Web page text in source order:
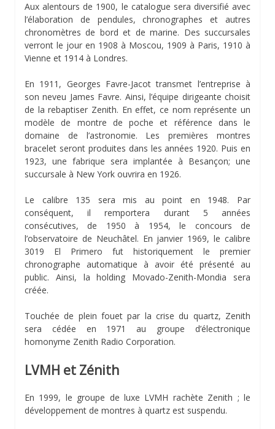
Aux alentours de 1900, le catalogue sera diversifié avec
l’élaboration de pendules, chronographes et autres
chronomètres de bord et de marine. Des succursales
verront le jour en 1908 à Moscou, 1909 à Paris, 1910 à
Vienne et 1914 à Londres.
En 1911, Georges Favre-Jacot transmet l’entreprise à
son neveu James Favre. Ainsi, l’équipe dirigeante choisit
de la rebaptiser Zenith. En effet, ce nom représente un
modèle de montre de poche et référence dans le
domaine de l’astronomie. Les premières montres
bracelet seront produites dans les années 1920. Puis en
1923, une fabrique sera implantée à Besançon; une
succursale à New York ouvrira en 1926.
Le calibre 135 sera mis au point en 1948. Par
conséquent, il remportera durant 5 années
consécutives, de 1950 à 1954, le concours de
l’observatoire de Neuchâtel. En janvier 1969, le calibre
3019 El Primero fut historiquement le premier
chronographe automatique à avoir été présenté au
public. Ainsi, la holding Movado-Zenith-Mondia sera
créée.
Touchée de plein fouet par la crise du quartz, Zenith
sera cédée en 1971 au groupe d’électronique
homonyme Zenith Radio Corporation.
LVMH et Zénith
En 1999, le groupe de luxe LVMH rachète Zenith ; le
développement de montres à quartz est suspendu.